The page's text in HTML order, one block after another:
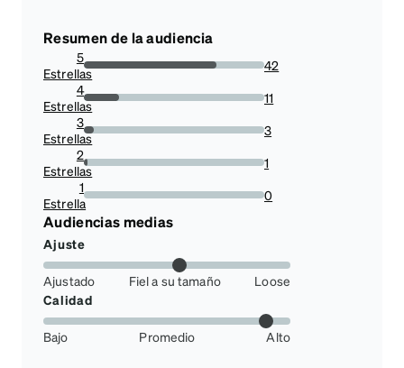
Resumen de la audiencia
5
Estrellas73.68421052631578%
42
4
Estrellas19.298245614035086%
11
3
Estrellas5.263157894736842%
3
2
Estrellas1.7543859649122806%
1
1
Estrella0%
0
Audiencias medias
Ajuste
Ajustado Fiel a su tamaño
Loose
Calidad
Bajo Promedio Alto